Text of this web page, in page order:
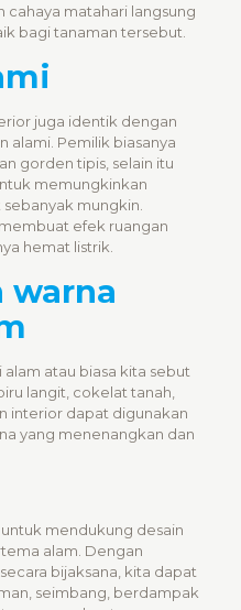
cahaya matahari langsung
bagi tanaman tersebut.
juga identik dengan
alami. Pemilik biasanya
gorden tipis, selain itu
memungkinkan
mungkin.
efek ruangan
hemat listrik.
warna
atau biasa kita sebut
langit, cokelat tanah,
interior dapat digunakan
yang menenangkan dan
mendukung desain
alam. Dengan
bijaksana, kita dapat
seimbang, berdampak